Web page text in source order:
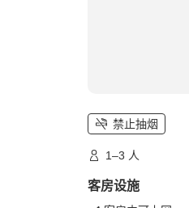
禁止抽烟
1–3 人
客房设施